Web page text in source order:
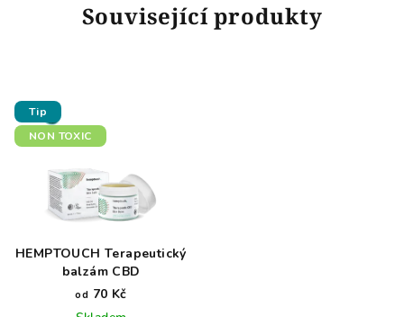
Související produkty
Tip
NON TOXIC
HEMPTOUCH Terapeutický
balzám CBD
od 70 Kč